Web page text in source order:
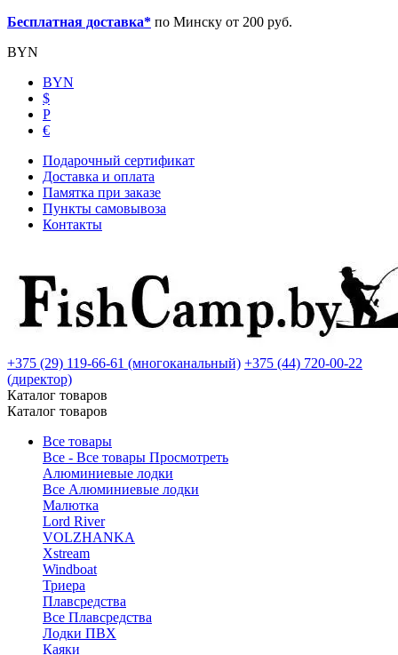
Бесплатная доставка* по Минску от 200 руб.
BYN
BYN
$
Р
€
Подарочный сертификат
Доставка и оплата
Памятка при заказе
Пункты самовывоза
Контакты
+375 (29) 119-66-61 (многоканальный) +375 (44) 720-00-22
(директор)
Каталог товаров
Каталог товаров
Все товары
Все - Все товары Просмотреть
Алюминиевые лодки
Все Алюминиевые лодки
Малютка
Lord River
VOLZHANKA
Xstream
Windboat
Триера
Плавсредства
Все Плавсредства
Лодки ПВХ
Каяки